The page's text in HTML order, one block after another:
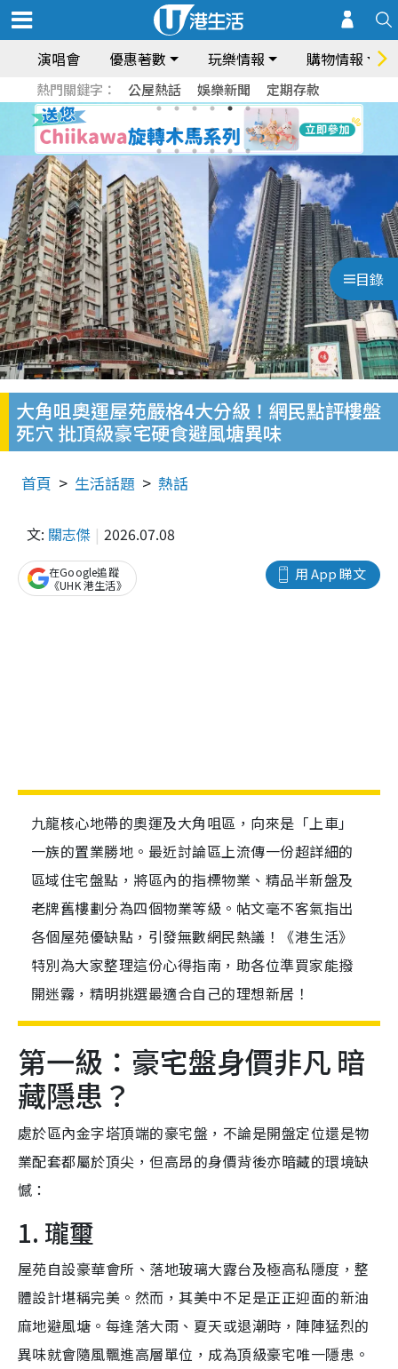
演唱會 優惠著數 玩樂情報 購物情報
熱門關鍵字： 公屋熱話 娛樂新聞 定期存款
目錄
大角咀奧運屋苑嚴格4大分級！網民點評樓盤
死穴 批頂級豪宅硬食避風塘異味
首頁 生活話題 熱話
文: 關志傑 2026.07.08
用 App 睇文
在Google追蹤
《UHK 港生活》
九龍核心地帶的奧運及大角咀區，向來是「上車」
一族的置業勝地。最近討論區上流傳一份超詳細的
區域住宅盤點，將區內的指標物業、精品半新盤及
老牌舊樓劃分為四個物業等級。帖文毫不客氣指出
各個屋苑優缺點，引發無數網民熱議！《港生活》
特別為大家整理這份心得指南，助各位準買家能撥
開迷霧，精明挑選最適合自己的理想新居！
第一級：豪宅盤身價非凡 暗
藏隱患？
處於區內金字塔頂端的豪宅盤，不論是開盤定位還是物
業配套都屬於頂尖，但高昂的身價背後亦暗藏的環境缺
憾：
1. 瓏璽
屋苑自設豪華會所、落地玻璃大露台及極高私隱度，整
體設計堪稱完美。然而，其美中不足是正正迎面的新油
麻地避風塘。每逢落大雨、夏天或退潮時，陣陣猛烈的
異味就會隨風飄進高層單位，成為頂級豪宅唯一隱患。